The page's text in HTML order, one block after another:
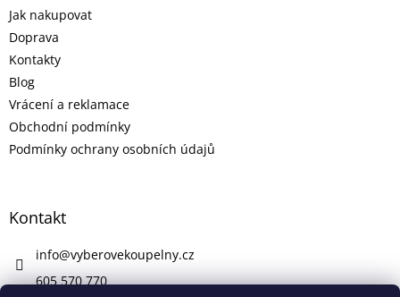
Jak nakupovat
Doprava
Kontakty
Blog
Vrácení a reklamace
Obchodní podmínky
Podmínky ochrany osobních údajů
Kontakt
info@vyberovekoupelny.cz
605 570 770